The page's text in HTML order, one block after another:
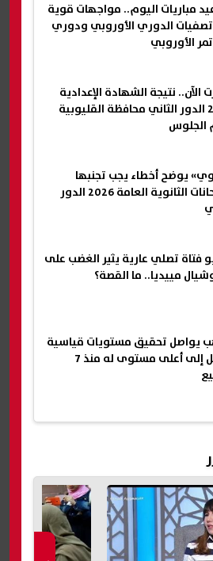
مباريات اليوم.. مواجهات قوية
الدوري الأوروبي ودوري
الأوروبي
الآن.. نتيجة الشهادة الإعدادية
2026 الدور الثاني محافظة القليوبية
الجلوس
يوضح أخطاء يجب تجنبها
بامتحانات الثانوية العامة 2026 الدور
فتاة تصلي عارية يثير الغضب على
مييديا.. ما القصة؟
يواصل تحقيق مستويات قياسية
ويصل إلى أعلى مستوى له منذ 7